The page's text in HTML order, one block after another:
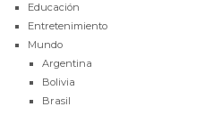
Educación
Entretenimiento
Mundo
Argentina
Bolivia
Brasil